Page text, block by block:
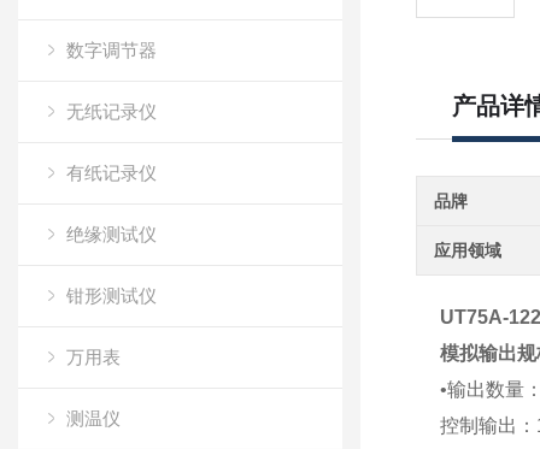
数字调节器
无纸记录仪
有纸记录仪
绝缘测试仪
钳形测试仪
万用表
测温仪
产品详
品牌
应用领域
UT75A-
模拟输出规
•输出数量
控制输出